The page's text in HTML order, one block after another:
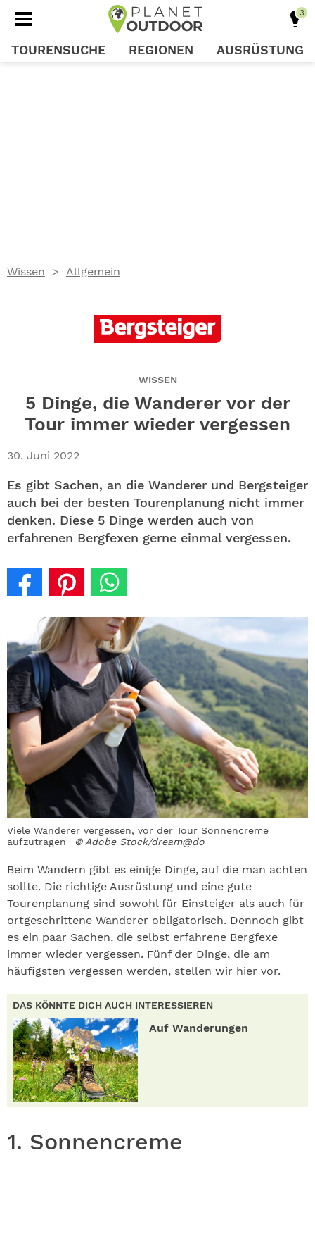
Wissen Allgemein
WISSEN
5 Dinge, die Wanderer vor der
Tour immer wieder vergessen
30. Juni 2022
Es gibt Sachen, an die Wanderer und Bergsteiger
auch bei der besten Tourenplanung nicht immer
denken. Diese 5 Dinge werden auch von
erfahrenen Bergfexen gerne einmal vergessen.
Viele Wanderer vergessen, vor der Tour Sonnencreme
aufzutragen
© Adobe Stock/dream@do
Beim Wandern gibt es einige Dinge, auf die man achten
sollte. Die richtige Ausrüstung und eine gute
Tourenplanung sind sowohl für Einsteiger als auch für
ortgeschrittene Wanderer obligatorisch. Dennoch gibt
es ein paar Sachen, die selbst erfahrene Bergfexe
immer wieder vergessen. Fünf der Dinge, die am
häufigsten vergessen werden, stellen wir hier vor.
DAS KÖNNTE DICH AUCH INTERESSIEREN
Auf Wanderungen
1. Sonnencreme
TOURENSUCHE REGIONEN AUSRÜSTUNG
NEWSLETTER
ALLE THEMEN